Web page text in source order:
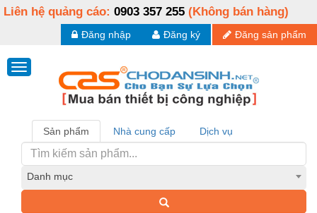
Liên hệ quảng cáo: 0903 357 255 (Không bán hàng)
Đăng sản phẩm
Đăng ký
Đăng nhập
Sản phẩm Nhà cung cấp Dịch vụ
Danh mục